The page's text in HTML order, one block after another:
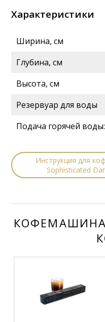
Характеристики
Ширина, см
Глубина, см
Высота, см
Резервуар для воды
Подача горячей воды:
Инструкция для
Sophisticated